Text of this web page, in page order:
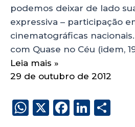
podemos deixar de lado
expressiva – participação
cinematográficas
com Quase no Céu (idem,
Leia mais »
29 de outubro de 2012
W X
F
Li